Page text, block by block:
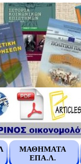
ΜΑΘΗΜΑΤΑ
ΕΠΑ.Λ.